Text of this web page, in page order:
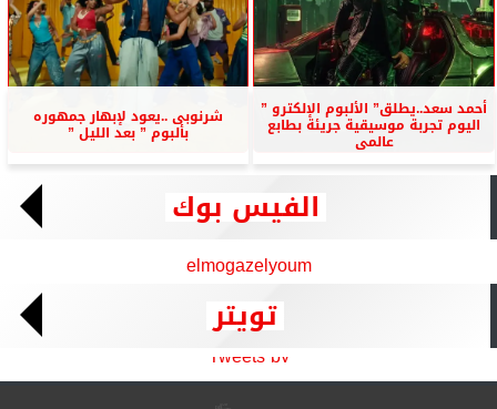
أحمد سعد..يطلق” الألبوم الإلكترو ”
اليوم تجربة موسيقية جريئة بطابع
عالمى
شرنوبى ..يعود لإبهار جمهوره
بألبوم ” بعد الليل ”
الفيس بوك
elmogazelyoum
تويتر
Tweets by